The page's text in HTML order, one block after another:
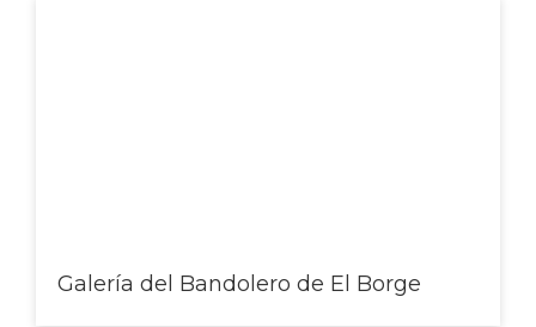
Galería del Bandolero de El Borge